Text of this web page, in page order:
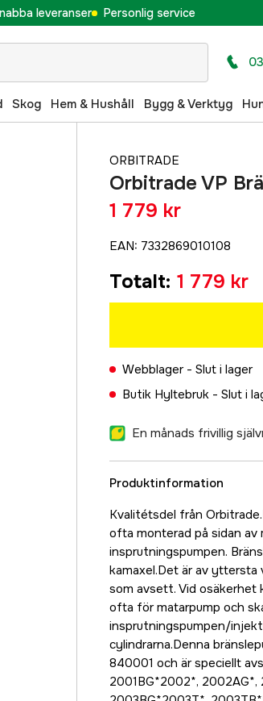
leveranser Personlig service
Skog Hem & Hushåll Bygg & Verktyg
ORBITRADE
Orbitrade VP
1 779 kr
EAN: 7332869010108
Totalt: 1 779 kr
Webblager - Slut i lager
Butik Hyltebruk - Slut i
En månads frivillig
Produktinformation
Kvalitétsdel från
ofta monterad på sidan
insprutningspumpen.
kamaxel.Det är av
som avsett. Vid osäkerhet
ofta för matarpump och
insprutningspumpen/
cylindrarna.Denna
840001 och är speciellt
2001BG*2002*,